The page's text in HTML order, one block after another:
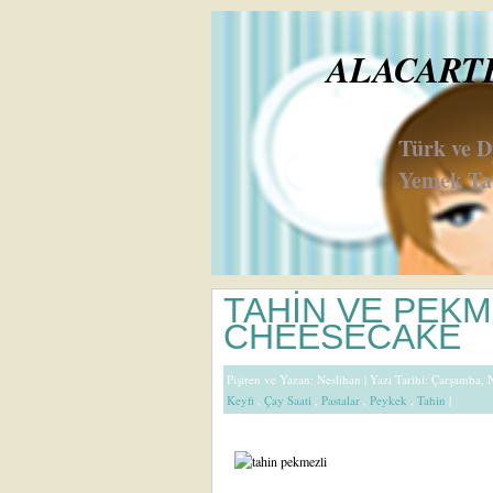
Türk ve
Yemek
TAHİN VE
CHEESECAKE
Pişiren ve Yazan: Neslihan | Yazı Tarihi: Çarşamba,
Keyfi , Çay Saati , Pastalar , Peykek , Tahin |